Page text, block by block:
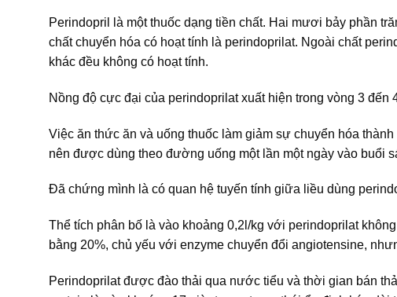
Perindopril là một thuốc dạng tiền chất. Hai mươi bảy phần
chất chuyển hóa có hoạt tính là perindoprilat. Ngoài chất
khác đều không có hoạt tính.
Nồng độ cực đại của perindoprilat xuất hiện trong vòng 3 đến
Việc ăn thức ăn và uống thuốc làm giảm sự chuyển hóa
nên được dùng theo đường uống một lần một ngày vào buổi
Đã chứng mình là có quan hệ tuyến tính giữa liều dùng
Thể tích phân bố là vào khoảng 0,2l/kg với perindoprilat
bằng 20%, chủ yếu với enzyme chuyển đổi angiotensine,
Perindoprilat được đào thải qua nước tiểu và thời gian bán